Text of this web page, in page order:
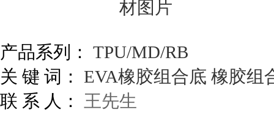
产品系列： TPU/MD/RB
关 键 词： EVA橡胶组合底 橡胶组
联 系 人：
王先生